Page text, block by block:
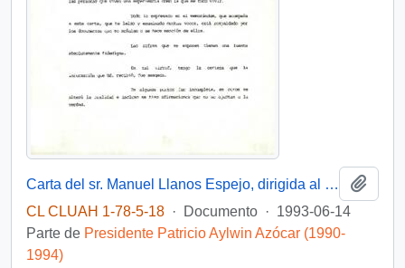
Carta del sr. Manuel Llanos Espejo, dirigida al Exmo. Señor Patricio Aylwin Azocar, Presidente de la República
CL CLUAH 1-78-5-18 · Documento · 1993-06-14
Parte de Presidente Patricio Aylwin Azócar (1990-
1994)